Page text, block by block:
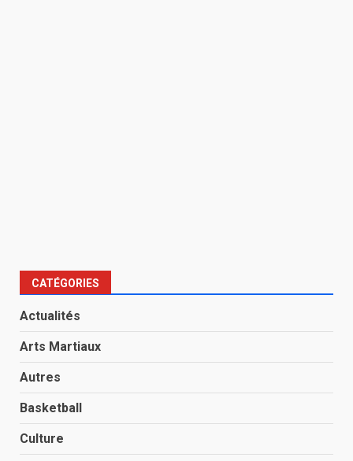
CATÉGORIES
Actualités
Arts Martiaux
Autres
Basketball
Culture